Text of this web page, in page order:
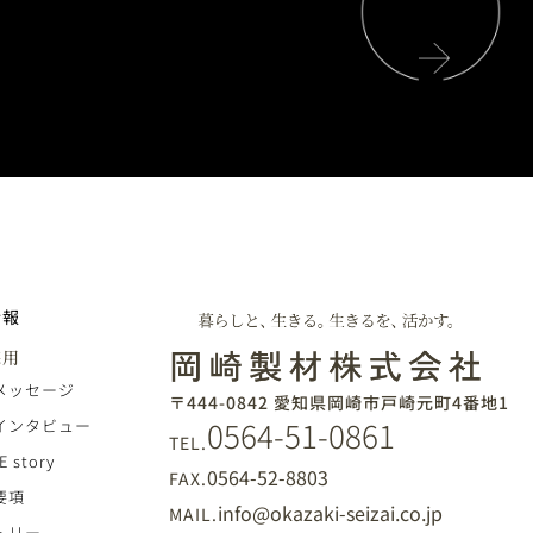
ッセージ
ンタビュー
story
項
〒444-0842 愛知県岡崎市戸崎元町4番地1
TEL.0564-51-0861
FAX.0564-52-8803
MAIL.info@okazaki-seizai.co.jp